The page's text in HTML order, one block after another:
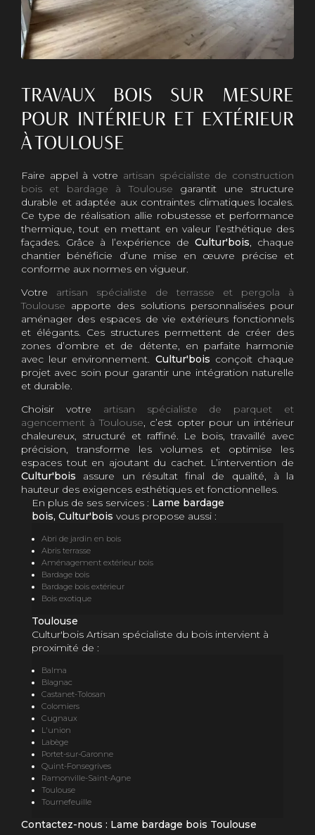
TRAVAUX BOIS SUR MESURE
POUR INTÉRIEUR ET EXTÉRIEUR
À TOULOUSE
Faire appel à votre artisan spécialiste de construction
bois et bardage à Toulouse garantit une structure
durable et adaptée aux contraintes climatiques locales.
Ce type de réalisation allie robustesse et performance
thermique, tout en mettant en valeur l’esthétique des
façades. Grâce à l’expérience de Cultur'bois, chaque
chantier bénéficie d’une mise en œuvre précise et
conforme aux normes en vigueur.
Votre artisan spécialiste de terrasse et pergola à
Toulouse apporte des solutions personnalisées pour
aménager des espaces de vie extérieurs fonctionnels
et élégants. Ces structures permettent de créer des
zones d’ombre et de détente, en parfaite harmonie
avec leur environnement. Cultur'bois conçoit chaque
projet avec soin pour garantir une intégration naturelle
et durable.
Choisir votre artisan spécialiste de parquet et
agencement à Toulouse, c’est opter pour un intérieur
chaleureux, structuré et raffiné. Le bois, travaillé avec
précision, transforme les volumes et optimise les
espaces tout en ajoutant du cachet. L’intervention de
Cultur'bois assure un résultat final de qualité, à la
hauteur des exigences esthétiques et fonctionnelles.
En plus de ses services : Lame bardage
bois, Cultur'bois vous propose aussi :
Abri de jardin en bois
Abris terrasse
Aménagement extérieur bois
Bardage bois
Bardage bois extérieur
Bois exotique
Toulouse
Cultur'bois Artisan spécialiste du bois intervient à
proximité de :
Balma
Blagnac
Castanet-Tolosan
Colomiers
Cugnaux
L'union
Labège
Portet-sur-Garonne
Quint-Fonsegrives
Ramonville-Saint-Agne
Toulouse
Tournefeuille
Contactez-nous : Lame bardage bois Toulouse